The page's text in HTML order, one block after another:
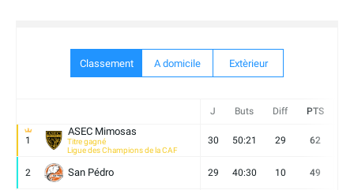
Classement A domicile Extèrieur
J Buts Diff PTS
1
ASEC Mimosas
Titre gagné
Ligue des Champions de la CAF
30 50:21 29 62
2 San Pédro 29 40:30 10 49